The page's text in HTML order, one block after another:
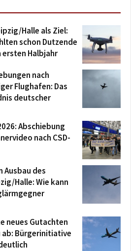
Halle als Ziel:
schon Dutzende
Halbjahr
nach
Flughafen: Das
deutscher
Abschiebung
nach CSD-
Ausbau des
Halle: Wie kann
neues Gutachten
ab: Bürgerinitiative